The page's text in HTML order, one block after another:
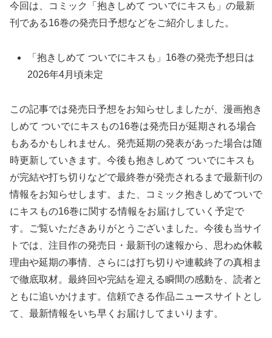
今回は、コミック「抱きしめて ついでにキスも」の最新
刊である16巻の発売日予想などをご紹介しました。
「抱きしめて ついでにキスも」16巻の発売予想日は
2026年4月頃未定
この記事では発売日予想をお知らせしましたが、漫画抱き
しめて ついでにキスもの16巻は発売日が延期される場合
もあるかもしれません。発売延期の発表があった場合は随
時更新していきます。今後も抱きしめて ついでにキスも
が完結や打ち切りなどで最終巻が発売されるまで最新刊の
情報をお知らせします。また、コミック抱きしめてついで
にキスもの16巻に関する情報をお届けしていく予定で
す。ご覧いただきありがとうございました。今後も当サイ
トでは、注目作の発売日・最新刊の速報から、思わぬ休載
理由や延期の事情、さらには打ち切りや連載終了の真相ま
で徹底取材。最終回や完結を迎える瞬間の感動を、読者と
ともに追いかけます。信頼できる作品ニュースサイトとし
て、最新情報をいち早くお届けしてまいります。